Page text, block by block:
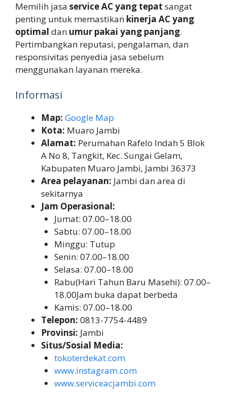
Memilih jasa service AC yang tepat sangat
penting untuk memastikan kinerja AC yang
optimal dan umur pakai yang panjang.
Pertimbangkan reputasi, pengalaman, dan
responsivitas penyedia jasa sebelum
menggunakan layanan mereka.
Informasi
Map: Google Map
Kota: Muaro Jambi
Alamat: Perumahan Rafelo Indah 5 Blok
A No 8, Tangkit, Kec. Sungai Gelam,
Kabupaten Muaro Jambi, Jambi 36373
Area pelayanan: Jambi dan area di
sekitarnya
Jam Operasional:
Jumat: 07.00–18.00
Sabtu: 07.00–18.00
Minggu: Tutup
Senin: 07.00–18.00
Selasa: 07.00–18.00
Rabu(Hari Tahun Baru Masehi): 07.00–
18.00Jam buka dapat berbeda
Kamis: 07.00–18.00
Telepon: 0813-7754-4489
Provinsi: Jambi
Situs/Sosial Media:
tokoterdekat.com
www.instagram.com
www.serviceacjambi.com